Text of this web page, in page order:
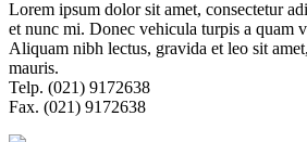
Lorem ipsum dolor sit amet, consectetur
et nunc mi. Donec vehicula turpis a quam
Aliquam nibh lectus, gravida et leo sit
mauris.
Telp. (021) 9172638
Fax. (021) 9172638